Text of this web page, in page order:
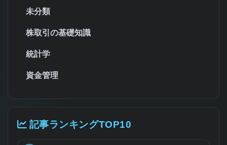
未分類
株取引の基礎知識
統計学
資金管理
記事ランキングTOP10